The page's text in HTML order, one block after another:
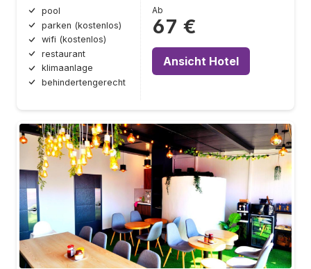
pool
parken (kostenlos)
wifi (kostenlos)
restaurant
klimaanlage
behindertengerecht
Ab
67 €
Ansicht Hotel